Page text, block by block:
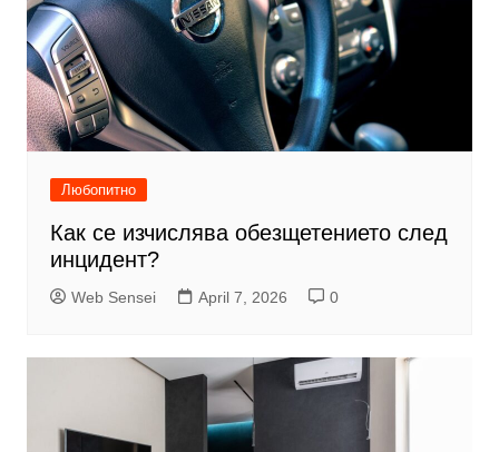
Любопитно
Как се изчислява обезщетението след
инцидент?
Web Sensei April 7, 2026 0